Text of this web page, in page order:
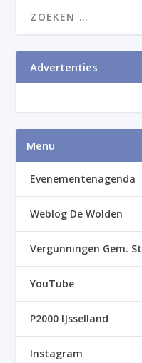
Advertenties
Menu
Evenementenagenda
Weblog De Wolden
Vergunningen Gem.
YouTube
P2000 IJsselland
Instagram